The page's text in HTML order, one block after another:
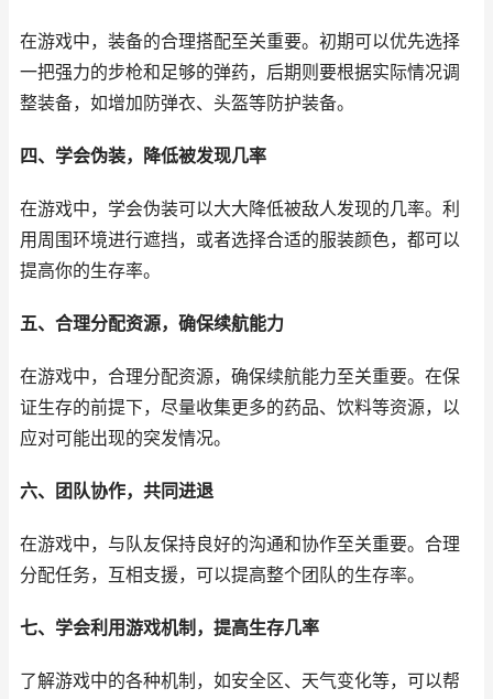
在游戏中，装备的合理搭配至关重要。初期可以优先选择
一把强力的步枪和足够的弹药，后期则要根据实际情况调
整装备，如增加防弹衣、头盔等防护装备。
四、学会伪装，降低被发现几率
在游戏中，学会伪装可以大大降低被敌人发现的几率。利
用周围环境进行遮挡，或者选择合适的服装颜色，都可以
提高你的生存率。
五、合理分配资源，确保续航能力
在游戏中，合理分配资源，确保续航能力至关重要。在保
证生存的前提下，尽量收集更多的药品、饮料等资源，以
应对可能出现的突发情况。
六、团队协作，共同进退
在游戏中，与队友保持良好的沟通和协作至关重要。合理
分配任务，互相支援，可以提高整个团队的生存率。
七、学会利用游戏机制，提高生存几率
了解游戏中的各种机制，如安全区、天气变化等，可以帮